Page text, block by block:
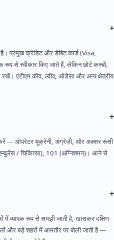
+
प्रमुख क्रेडिट और डेबिट कार्ड (Visa,
रूप से स्वीकार किए जाते हैं, लेकिन छोटे कस्बों,
एटीएम कीव, ल्वीव, ओडेसा और अन्य क्षेत्रीय
+
— ऑपरेटर यूक्रेनी, अंग्रेज़ी, और अक्सर रूसी
/ चिकित्सा), 101 (अग्निशमन)। आने से
+
में व्यापक रूप से समझी जाती है, खासकर दक्षिण
और बड़े शहरों में आमतौर पर बोली जाती है —